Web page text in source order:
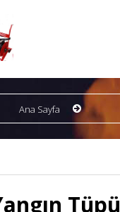
Ana Sayfa
Tüpü